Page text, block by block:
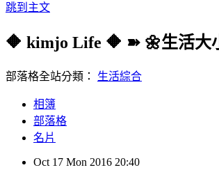
跳到主文
🔶 kimjo Life 🔶 ➽ 🌼生活大
部落格全站分類： 生活綜合
相簿
部落格
名片
Oct 17 Mon 2016 20:40